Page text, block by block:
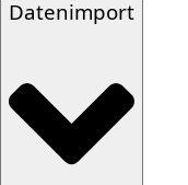
Datenimport